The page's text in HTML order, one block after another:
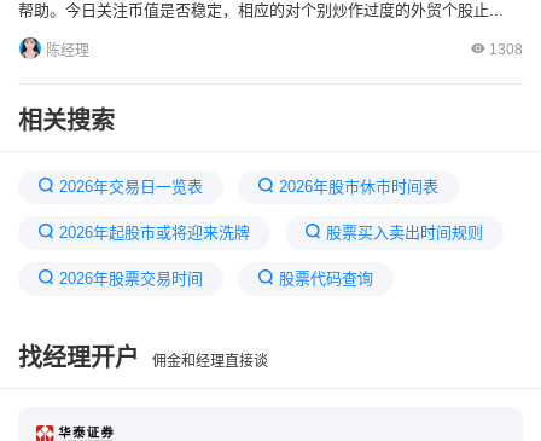
帮助。今日关注币值是否稳定，相应的对个别炒作过度的外贸个股止...
陈经理 1308
相关搜索
2026年交易日一览表 2026年股市休市时间表
2026年起股市或将迎来洗牌 股票买入卖出时间规则
2026年股票交易时间 股票代码查询
下周一A股或将迎来全新行情
找经理开户 佣金和经理直接谈